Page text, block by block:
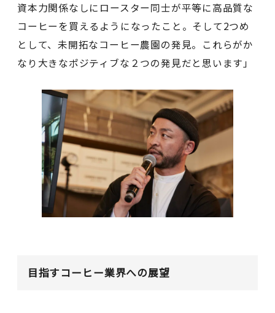
資本力関係なしにロースター同士が平等に高品質な
コーヒーを買えるようになったこと。そして2つめ
として、未開拓なコーヒー農園の発見。これらがか
なり大きなポジティブな２つの発見だと思います」
目指すコーヒー業界への展望